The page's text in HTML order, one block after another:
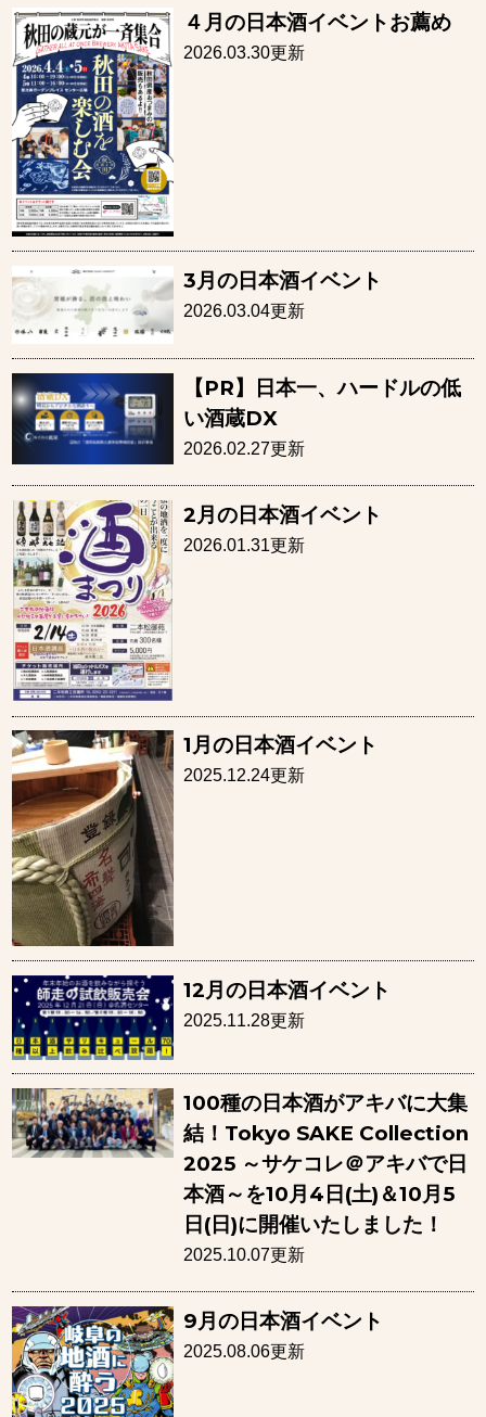
４月の日本酒イベントお薦め
2026.03.30更新
3月の日本酒イベント
2026.03.04更新
【PR】日本一、ハードルの低
い酒蔵DX
2026.02.27更新
2月の日本酒イベント
2026.01.31更新
1月の日本酒イベント
2025.12.24更新
12月の日本酒イベント
2025.11.28更新
100種の日本酒がアキバに大集
結！Tokyo SAKE Collection
2025 ～サケコレ＠アキバで日
本酒～を10月4日(土)＆10月5
日(日)に開催いたしました！
2025.10.07更新
9月の日本酒イベント
2025.08.06更新